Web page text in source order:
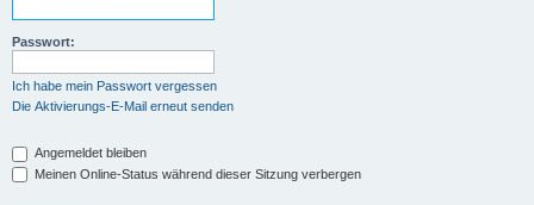
Passwort:
Ich habe mein Passwort vergessen
Die Aktivierungs-E-Mail erneut senden
Angemeldet bleiben
Meinen Online-Status während dieser Sitzung verbergen